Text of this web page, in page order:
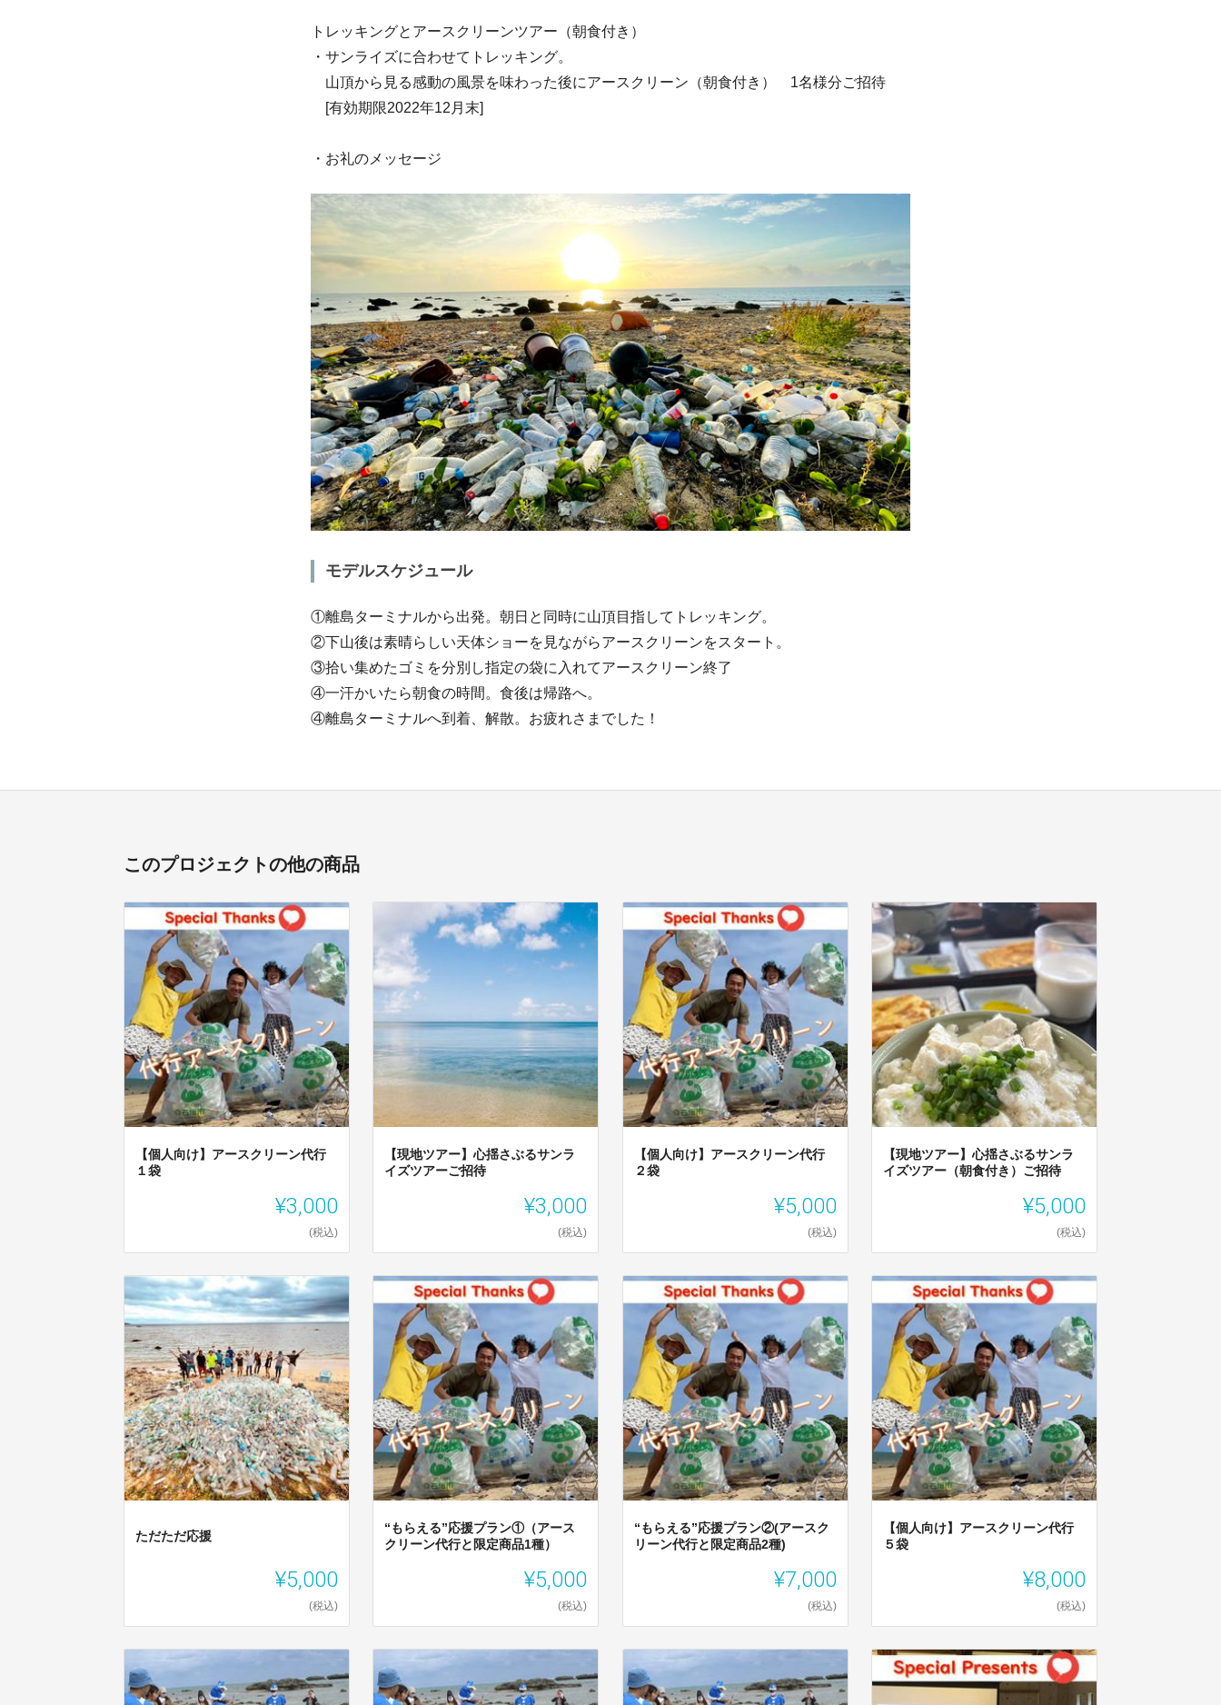
トレッキングとアースクリーンツアー（朝食付き）
・サンライズに合わせてトレッキング。
山頂から見る感動の風景を味わった後にアースクリーン（朝食付き） 1名様分ご招待
[有効期限2022年12月末]
・お礼のメッセージ
モデルスケジュール
①離島ターミナルから出発。朝日と同時に山頂目指してトレッキング。
②下山後は素晴らしい天体ショーを見ながらアースクリーンをスタート。
③拾い集めたゴミを分別し指定の袋に入れてアースクリーン終了
④一汗かいたら朝食の時間。食後は帰路へ。
④離島ターミナルへ到着、解散。お疲れさまでした！
このプロジェクトの他の商品
【個人向け】アースクリーン代行
１袋
¥3,000
(税込)
【現地ツアー】心揺さぶるサンラ
イズツアーご招待
¥3,000
(税込)
【個人向け】アースクリーン代行
２袋
¥5,000
(税込)
【現地ツアー】心揺さぶるサンラ
イズツアー（朝食付き）ご招待
¥5,000
(税込)
ただただ応援
¥5,000
(税込)
“もらえる”応援プラン①（アース
クリーン代行と限定商品1種）
¥5,000
(税込)
“もらえる”応援プラン②(アースク
リーン代行と限定商品2種)
¥7,000
(税込)
【個人向け】アースクリーン代行
５袋
¥8,000
(税込)